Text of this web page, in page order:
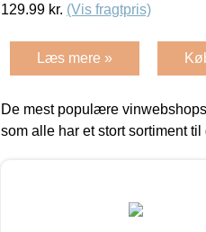
129.99 kr. (Vis fragtpris)
Læs mere »
De mest populære
som alle har et stort sortiment til